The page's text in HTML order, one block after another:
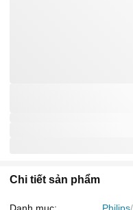
Chi tiết sản phẩm
Danh mục: Philips